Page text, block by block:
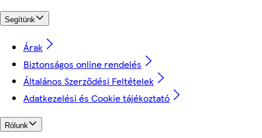
Segítünk
Árak
Biztonságos online rendelés
Általános Szerződési Feltételek
Adatkezelési és Cookie tájékoztató
Rólunk